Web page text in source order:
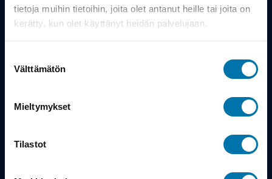
tietoja muihin tietoihin, joita olet antanut heille tai joita on
kerätty, kun olet käyttänyt heidän palvelujaan.
valinta
Välttämätön
Mieltymykset
Tilastot
Takuu ja palautukset